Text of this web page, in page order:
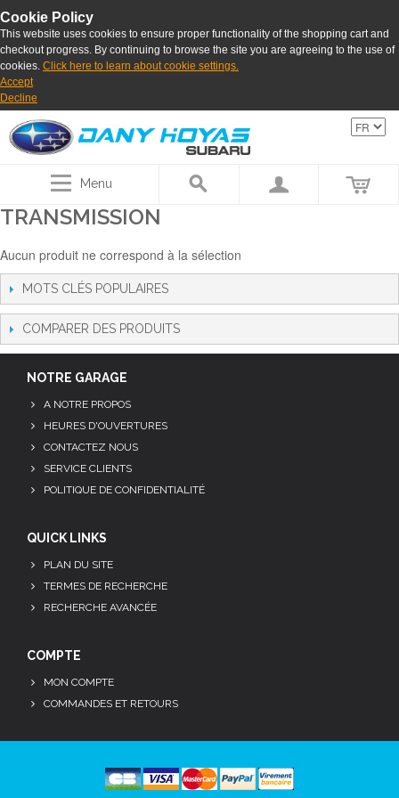
Cookie Policy
This website uses cookies to ensure proper functionality of the shopping cart and
checkout progress. By continuing to browse the site you are agreeing to the use of
cookies. Click here to learn about cookie settings.
Accept
Decline
Menu
TRANSMISSION
Aucun produit ne correspond à la sélection
MOTS CLÉS POPULAIRES
COMPARER DES PRODUITS
NOTRE GARAGE
A NOTRE PROPOS
HEURES D'OUVERTURES
CONTACTEZ NOUS
SERVICE CLIENTS
POLITIQUE DE CONFIDENTIALITÉ
QUICK LINKS
PLAN DU SITE
TERMES DE RECHERCHE
RECHERCHE AVANCÉE
COMPTE
MON COMPTE
COMMANDES ET RETOURS